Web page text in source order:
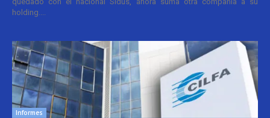
holding....
Informes